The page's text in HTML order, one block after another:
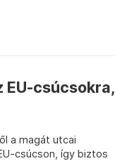
csúcsokra,
a magát utcai
csúcson, így biztos